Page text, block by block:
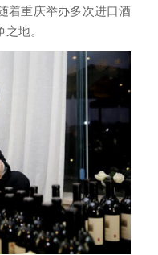
着重庆举办多次进口酒
地。